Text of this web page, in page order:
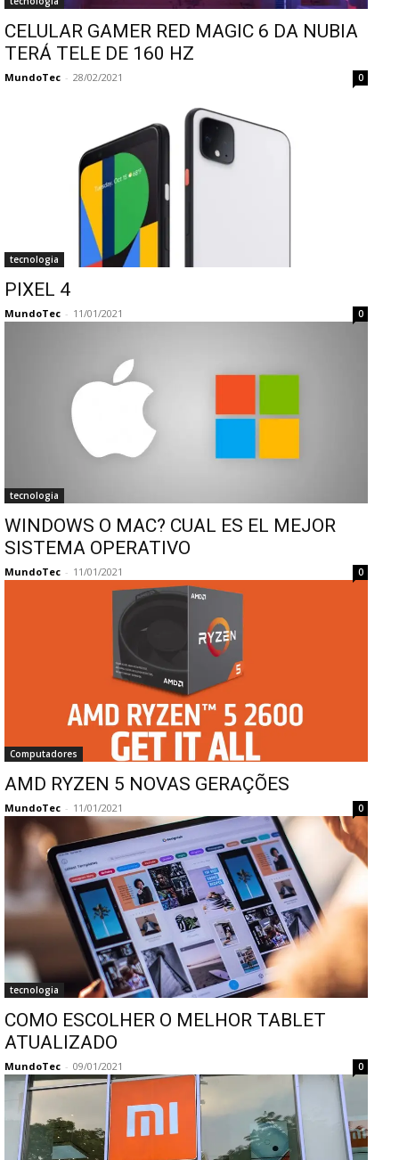
CELULAR GAMER RED MAGIC 6 DA NUBIA
TERÁ TELE DE 160 HZ
MundoTec - 28/02/2021 0
tecnologia
PIXEL 4
MundoTec - 11/01/2021 0
tecnologia
WINDOWS O MAC? CUAL ES EL MEJOR
SISTEMA OPERATIVO
MundoTec - 11/01/2021 0
Computadores
AMD RYZEN 5 NOVAS GERAÇÕES
MundoTec - 11/01/2021 0
tecnologia
COMO ESCOLHER O MELHOR TABLET
ATUALIZADO
MundoTec - 09/01/2021 0